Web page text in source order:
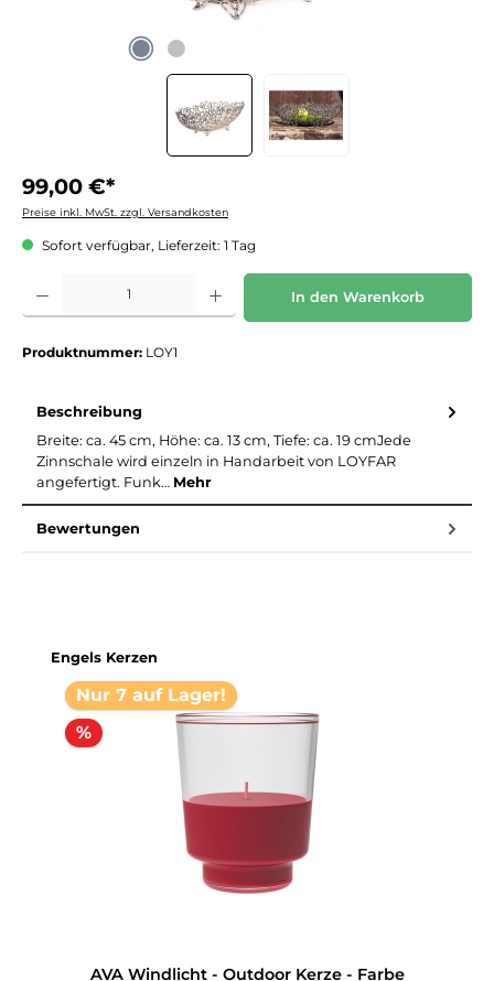
99,00 €*
Preise inkl. MwSt. zzgl. Versandkosten
Sofort verfügbar, Lieferzeit: 1 Tag
Produkt Anzahl: Gib den gewünschten Wert ein oder benutze die Schaltflächen um
In den Warenkorb
Produktnummer: LOY1
Beschreibung
Breite: ca. 45 cm, Höhe: ca. 13 cm, Tiefe: ca. 19 cmJede
Zinnschale wird einzeln in Handarbeit von LOYFAR
angefertigt. Funk… Mehr
Bewertungen
Produktgalerie überspringen
Engels Kerzen
Nur 7 auf Lager!
%
AVA Windlicht - Outdoor Kerze - Farbe